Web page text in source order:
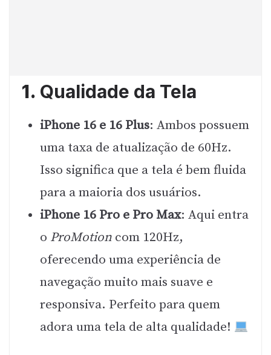
1. Qualidade da Tela
iPhone 16 e 16 Plus: Ambos possuem
uma taxa de atualização de 60Hz.
Isso significa que a tela é bem fluida
para a maioria dos usuários.
iPhone 16 Pro e Pro Max: Aqui entra
o ProMotion com 120Hz,
oferecendo uma experiência de
navegação muito mais suave e
responsiva. Perfeito para quem
adora uma tela de alta qualidade!